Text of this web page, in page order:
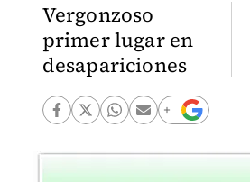
Vergonzoso
primer lugar en
desapariciones